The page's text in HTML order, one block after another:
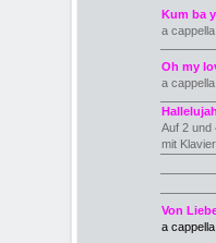
Kum ba
a
Oh my
a
Auf 2 und
mit Klavier
Von
a cappella